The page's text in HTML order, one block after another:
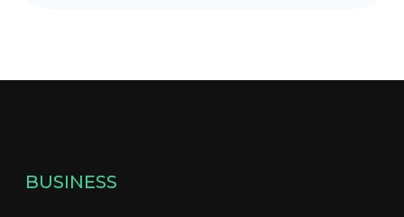
Мы делаем сайты не ради сайтов,